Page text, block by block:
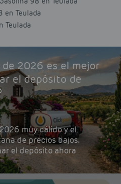
en Teulada
Teulada
2026 es el mejor
el depósito de
muy cálido y el
de precios bajos.
el depósito ahora